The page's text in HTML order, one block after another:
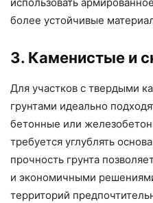
более устойчивые
3. Каменистые и
Для участков с твердыми
грунтами идеально
бетонные или
требуется углублять
прочность грунта
и экономичными
территорий